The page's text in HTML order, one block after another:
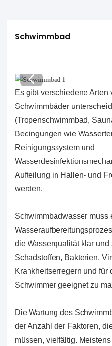
Schwimmbad
Es gibt verschiedene Arten
Schwimmbäder
(Tropenschwimmbad,
Bedingungen wie
Reinigungssystem und
Aufteilung in Hallen- und
werden.
Schwimmbadwasser muss
die Wasserqualität klar und
Schadstoffen, Bakterien,
Krankheitserregern und für
Schwimmer geeignet zu
Die Wartung des
der Anzahl der Faktoren,
müssen, vielfältig.